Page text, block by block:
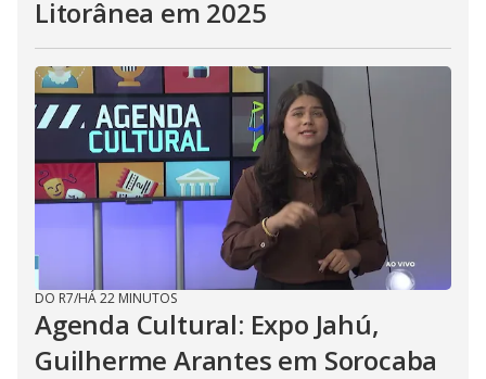
Litorânea em 2025
DO R7/HÁ 22 MINUTOS
Agenda Cultural: Expo Jahú,
Guilherme Arantes em Sorocaba